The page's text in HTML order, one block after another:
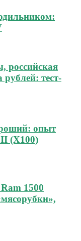
российская
тест-
опыт
(Х100)
1500